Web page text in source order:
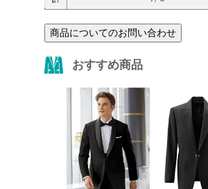
商品についてのお問い合わせ
おすすめ商品